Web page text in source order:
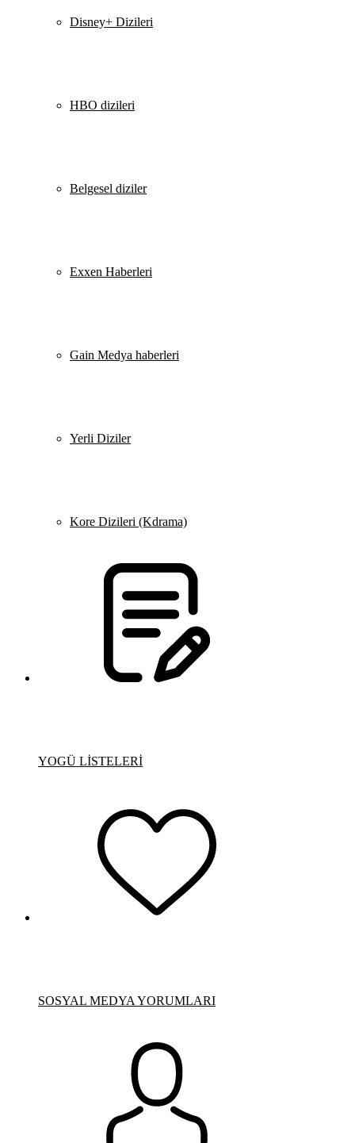
Disney+ Dizileri
HBO dizileri
Belgesel diziler
Exxen Haberleri
Gain Medya haberleri
Yerli Diziler
Kore Dizileri (Kdrama)
YOGÜ LİSTELERİ
SOSYAL MEDYA YORUMLARI